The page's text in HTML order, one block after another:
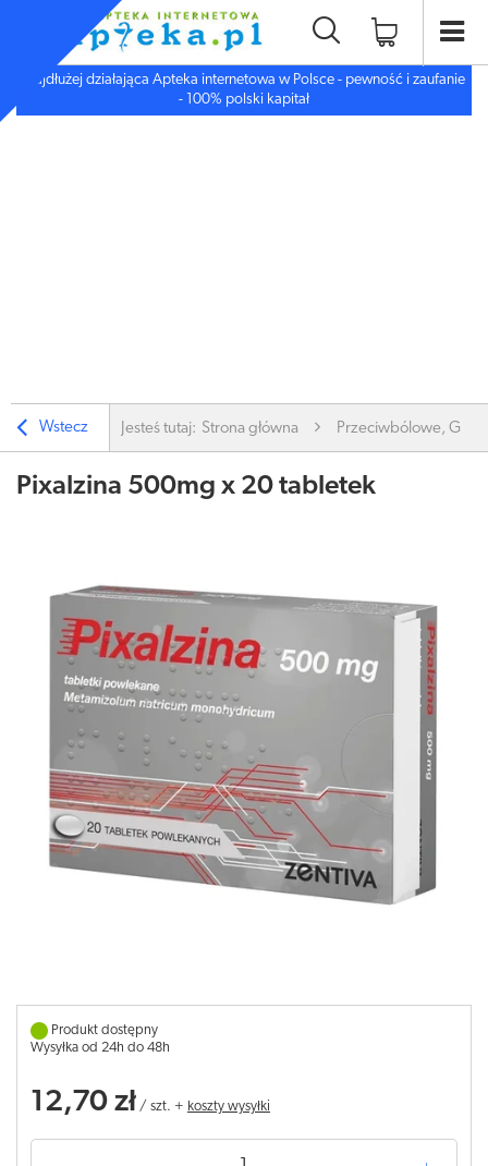
Najdłużej działająca Apteka internetowa w Polsce - pewność i zaufanie
- 100% polski kapitał
Wstecz Jesteś tutaj: Strona główna Przeciwbólowe,
Pixalzina 500mg x 20 tabletek
Produkt dostępny
Wysyłka od 24h do 48h
12,70 zł / szt. + koszty wysyłki